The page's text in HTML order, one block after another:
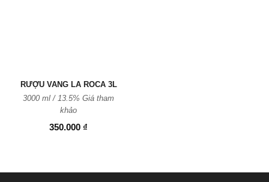
RƯỢU VANG LA ROCA 3L
350.000 ₫
3000 ml / 13.5% Giá tham
khảo